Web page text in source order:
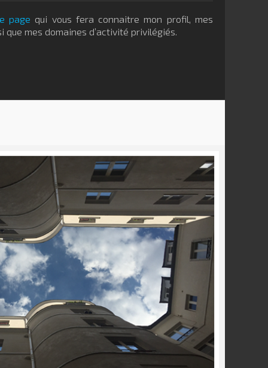
page qui vous fera connaitre mon profil, mes
mes domaines d’activité privilégiés.